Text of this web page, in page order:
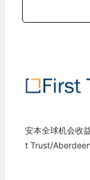
安本全球机会收
t Trust/